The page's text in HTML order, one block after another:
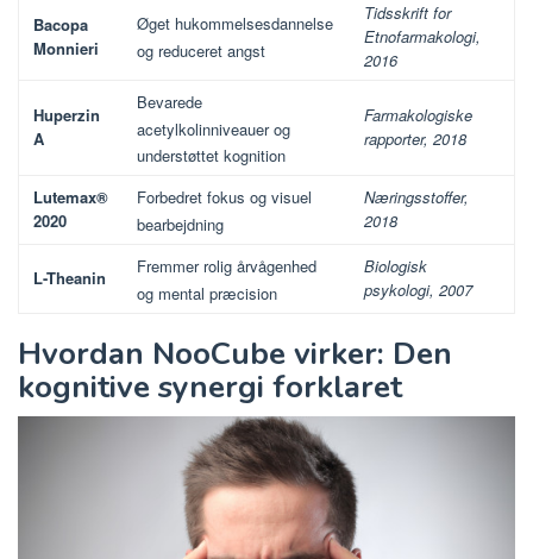
Bacopa
Monnieri
Øget hukommelsesdannelse
og reduceret angst
Tidsskrift for
Etnofarmakologi,
2016
Huperzin
A
Bevarede
acetylkolinniveauer og
understøttet kognition
Farmakologiske
rapporter, 2018
Lutemax®
2020
Forbedret fokus og visuel
bearbejdning
Næringsstoffer,
2018
L-Theanin
Fremmer rolig årvågenhed
og mental præcision
Biologisk
psykologi, 2007
Hvordan NooCube virker: Den
kognitive synergi forklaret